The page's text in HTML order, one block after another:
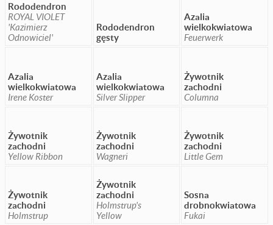
Rododendron
ROYAL VIOLET
'Kazimierz
Odnowiciel'
Rododendron
gęsty
Azalia
wielkokwiatowa
Feuerwerk
Azalia
wielkokwiatowa
Irene Koster
Azalia
wielkokwiatowa
Silver Slipper
Żywotnik
zachodni
Columna
Żywotnik
zachodni
Yellow Ribbon
Żywotnik
zachodni
Wagneri
Żywotnik
zachodni
Little Gem
Żywotnik
zachodni
Holmstrup
Żywotnik
zachodni
Holmstrup's
Yellow
Sosna
drobnokwiatowa
Fukai